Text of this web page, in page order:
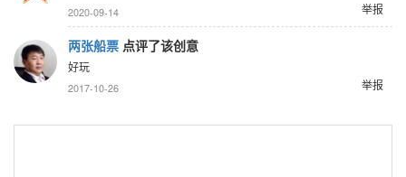
举报
2020-09-14
两张船票 点评了该创意
好玩
举报
2017-10-26